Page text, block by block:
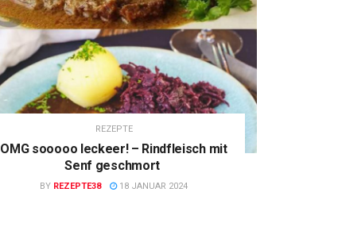
REZEPTE
OMG sooooo leckeer! – Rindfleisch mit
Senf geschmort
BY REZEPTE38 18 JANUAR 2024